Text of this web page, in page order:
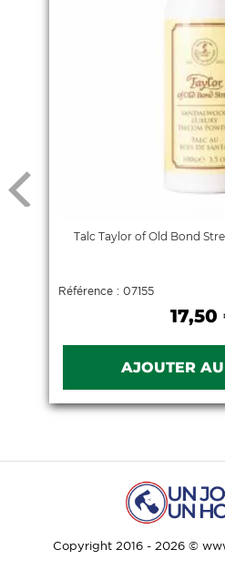
Talc Taylor of Old Bond
Référence : 07155
17,50
Copyright 2016 - 2026 ©